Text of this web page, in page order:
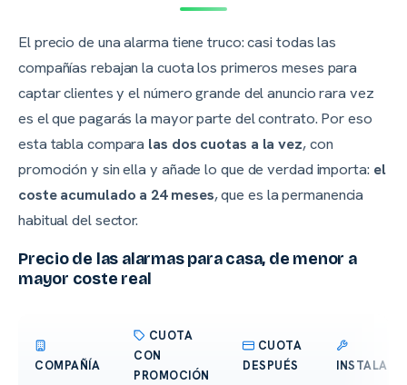
El precio de una alarma tiene truco: casi todas las
compañías rebajan la cuota los primeros meses para
captar clientes y el número grande del anuncio rara vez
es el que pagarás la mayor parte del contrato. Por eso
esta tabla compara las dos cuotas a la vez, con
promoción y sin ella y añade lo que de verdad importa: el
coste acumulado a 24 meses, que es la permanencia
habitual del sector.
Precio de las alarmas para casa, de menor a
mayor coste real
COMPAÑÍA
CUOTA
CON
PROMOCIÓN
CUOTA
DESPUÉS